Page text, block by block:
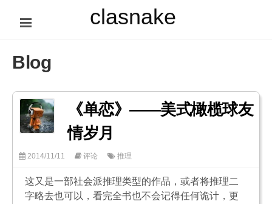
clasnake
Blog
《单恋》——美式橄榄球友
情岁月
2014/11/11 评论 推理
这又是一部社会派推理类型的作品，或者将推理二
字略去也可以，看完全书也不会记得任何诡计，更